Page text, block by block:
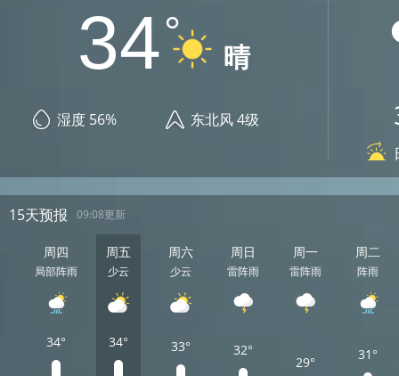
34 晴
湿度 56% 东北风 4级
15天预报 09:08更新
周四
局部阵雨
34°
周五
少云
34°
周六
少云
33°
周日
雷阵雨
32°
周一
雷阵雨
29°
周二
阵雨
31°